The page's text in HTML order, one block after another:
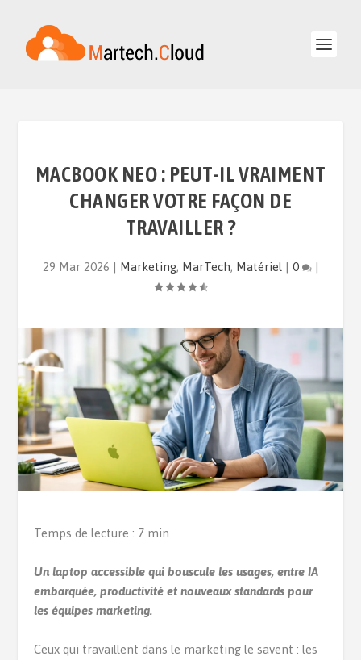
MACBOOK NEO : PEUT-IL VRAIMENT
CHANGER VOTRE FAÇON DE
TRAVAILLER ?
29 Mar 2026 | Marketing, MarTech, Matériel | 0 |
Temps de lecture : 7 min
Un laptop accessible qui bouscule les usages, entre IA
embarquée, productivité et nouveaux standards pour
les équipes marketing.
Ceux qui travaillent dans le marketing le savent : les